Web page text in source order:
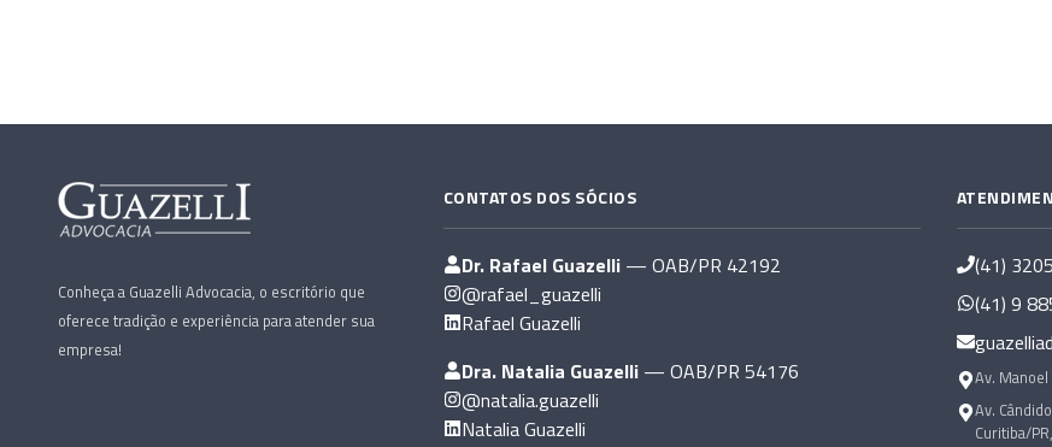
Conheça a Guazelli Advocacia, o escritório que
oferece tradição e experiência para atender sua
empresa!
CONTATOS DOS SÓCIOS
Dr. Rafael Guazelli— OAB/PR 42192
@rafael_guazelli
Rafael Guazelli
Dra. Natalia Guazelli— OAB/PR 54176
@natalia.guazelli
Natalia Guazelli
(41)
(41) 9
Av.
Av.
Curitiba/